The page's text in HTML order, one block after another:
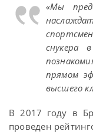
«Мы
снукера
прямом
высшего
В 2017 году в
проведен